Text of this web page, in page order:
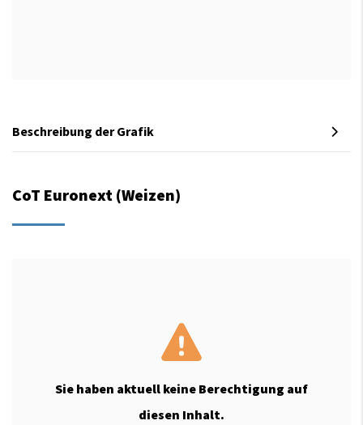
Beschreibung der Grafik
CoT Euronext (Weizen)
Sie haben aktuell keine Berechtigung auf
diesen Inhalt.